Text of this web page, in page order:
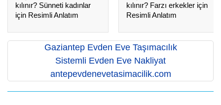
kılınır? Sünneti kadınlar
için Resimli Anlatım
kılınır? Farzı erkekler için
Resimli Anlatım
Gaziantep Evden Eve Taşımacılık
Sistemli Evden Eve Nakliyat
antepevdenevetasimacilik.com